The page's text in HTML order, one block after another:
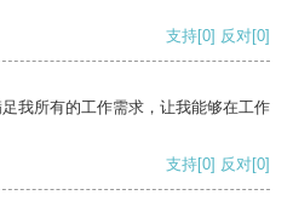
支持[0] 反对[0]
我所有的工作需求，让我能够在工作
支持[0] 反对[0]